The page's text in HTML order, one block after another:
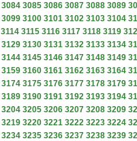
3084 3085 3086 3087 3088 3089
3099 3100 3101 3102 3103 3104
3114 3115 3116 3117 3118 3119
3129 3130 3131 3132 3133 3134
3144 3145 3146 3147 3148 3149
3159 3160 3161 3162 3163 3164
3174 3175 3176 3177 3178 3179
3189 3190 3191 3192 3193 3194
3204 3205 3206 3207 3208 3209
3219 3220 3221 3222 3223 3224
3234 3235 3236 3237 3238 3239